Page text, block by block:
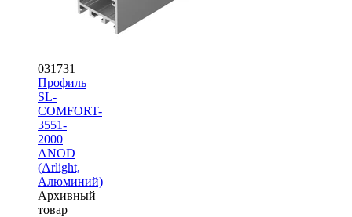
031731
Профиль
SL-
COMFORT-
3551-
2000
ANOD
(Arlight,
Алюминий)
Архивный
товар